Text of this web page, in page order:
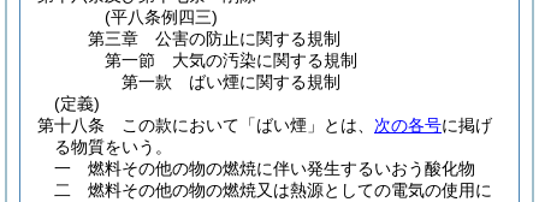
(平八条例四三)
第三章
公害の防止に関する規制
第一節
大気の汚染に関する規制
第一款
ばい煙に関する規制
(定義)
第十八条
この款において「ばい煙」とは、 次の各号に掲げ
る物質をいう。
一
燃料その他の物の燃焼に伴い発生するいおう酸化物
二
燃料その他の物の燃焼又は熱源としての電気の使用に